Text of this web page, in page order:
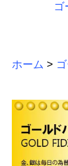
ゴ
ホーム >